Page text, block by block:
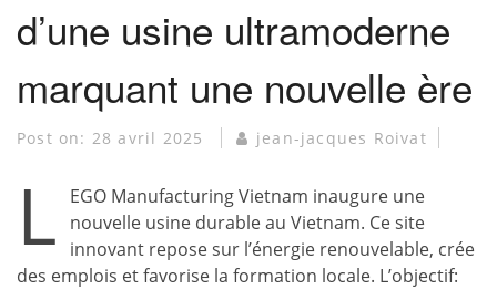
d’une usine ultramoderne
marquant une nouvelle ère
Post on: 28 avril 2025 jean-jacques Roivat
L
EGO Manufacturing Vietnam inaugure une
nouvelle usine durable au Vietnam. Ce site
innovant repose sur l’énergie renouvelable, crée
des emplois et favorise la formation locale. L’objectif: